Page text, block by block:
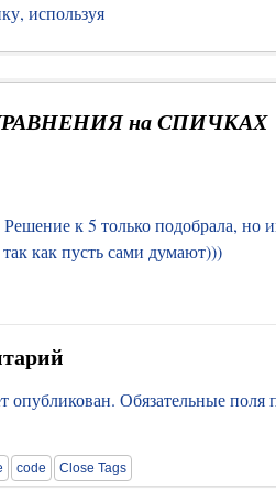
используя
на СПИЧКАХ
к 5 только подобрала,
как пусть сами думают)))
опубликован. Обязательные